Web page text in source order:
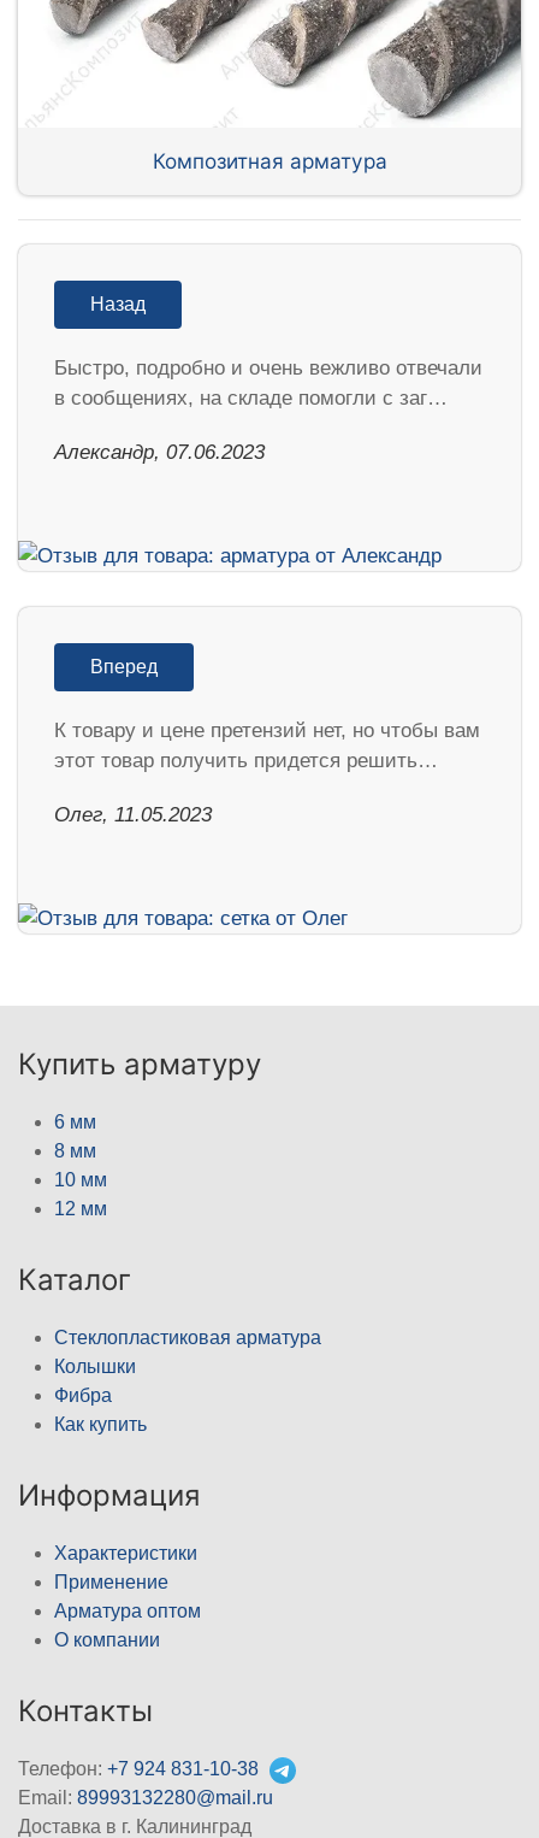
Композитная арматура
Назад
Быстро, подробно и очень вежливо отвечали
в сообщениях, на складе помогли с заг…
Александр, 07.06.2023
Вперед
К товару и цене претензий нет, но чтобы вам
этот товар получить придется решить…
Олег, 11.05.2023
Купить арматуру
6 мм
8 мм
10 мм
12 мм
Каталог
Стеклопластиковая арматура
Колышки
Фибра
Как купить
Информация
Характеристики
Применение
Арматура оптом
О компании
Контакты
Телефон: +7 924 831-10-38
Email: 89993132280@mail.ru
Доставка в г. Калининград